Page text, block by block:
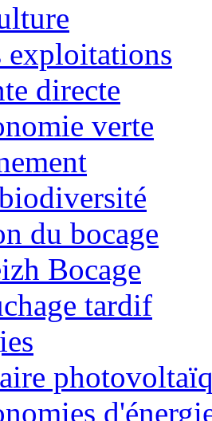
exploitations
directe
verte
du bocage
Bocage
tardif